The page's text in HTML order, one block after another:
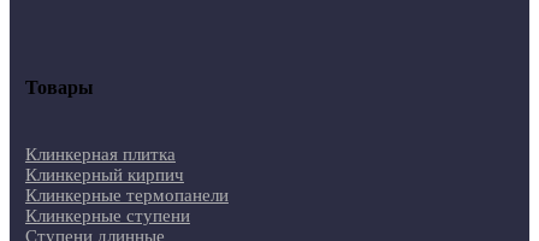
Товары
Клинкерная плитка
Клинкерный кирпич
Клинкерные термопанели
Клинкерные ступени
Ступени длинные